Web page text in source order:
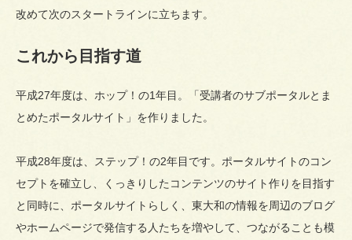
改めて次のスタートラインに立ちます。
これから目指す道
平成27年度は、ホップ！の1年目。「受講者のサブポータルとま
とめたポータルサイト」を作りました。
平成28年度は、ステップ！の2年目です。ポータルサイトのコン
セプトを確立し、くっきりしたコンテンツのサイト作りを目指す
と同時に、ポータルサイトらしく、東大和の情報を周辺のブログ
やホームページで発信する人たちを増やして、つながることも模